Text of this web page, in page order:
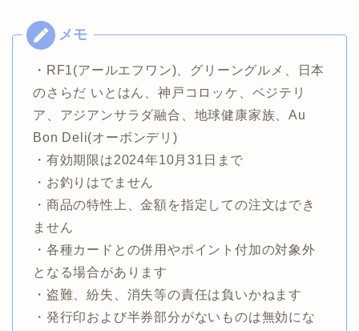
・RF1(アールエフワン)、グリーングルメ、日本
のさらだ いとはん、神戸コロッケ、ベジテリ
ア、アジアンサラダ融合、地球健康家族、Au
Bon Deli(オーボンデリ)
・有効期限は2024年10月31日まで
・お釣りはでません
・商品の特性上、金額を指定しての注文はでき
ません
・各種カードとの併用やポイント付加の対象外
となる場合があります
・盗難、紛失、消失等の責任は負いかねます
・発行印および半券部分がないものは無効にな